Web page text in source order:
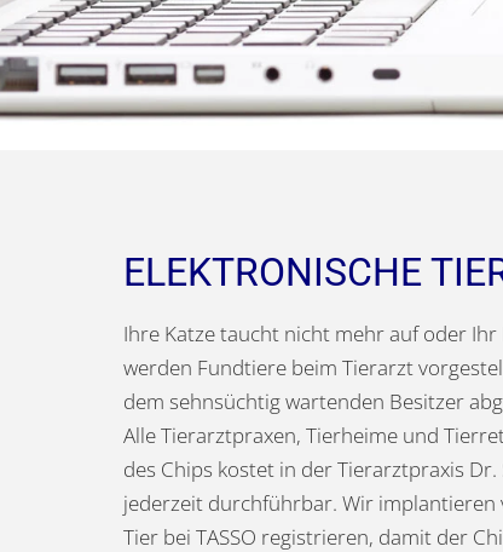
ELEKTRONISCHE
Ihre Katze taucht nicht mehr auf oder
werden Fundtiere beim Tierarzt
dem sehnsüchtig wartenden Besitzer
Alle Tierarztpraxen, Tierheime und
des Chips kostet in der Tierarztpraxis
jederzeit durchführbar. Wir implantieren
Tier bei TASSO registrieren, damit der